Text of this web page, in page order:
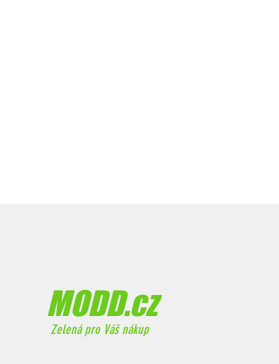
Zelená pro Váš nákup
MODD.cz